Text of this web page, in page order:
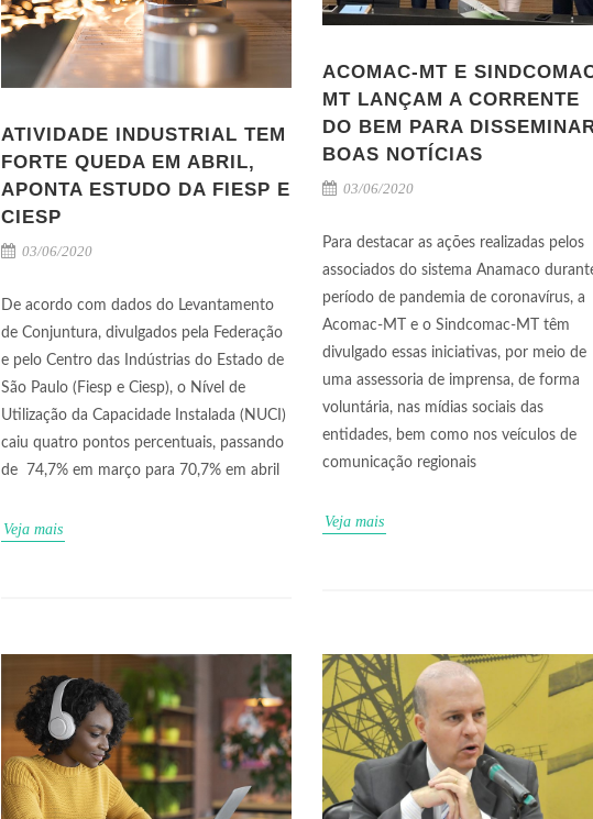
ATIVIDADE INDUSTRIAL TEM
FORTE QUEDA EM ABRIL,
APONTA ESTUDO DA FIESP E
CIESP
03/06/2020
De acordo com dados do Levantamento
de Conjuntura, divulgados pela Federação
e pelo Centro das Indústrias do Estado de
São Paulo (Fiesp e Ciesp), o Nível de
Utilização da Capacidade Instalada (NUCI)
caiu quatro pontos percentuais, passando
de 74,7% em março para 70,7% em abril
Veja mais
ACOMAC-MT E
MT LANÇAM A CORRENTE
DO BEM PARA
BOAS NOTÍCIAS
03/06/2020
Para destacar as ações realizadas pelos
associados do sistema Anamaco
período de pandemia de coronavírus, a
Acomac-MT e o Sindcomac-MT têm
divulgado essas iniciativas, por meio de
uma assessoria de imprensa, de forma
voluntária, nas mídias sociais das
entidades, bem como nos veículos de
comunicação regionais
Veja mais